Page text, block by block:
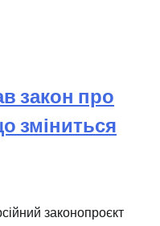
закон про
зміниться
законопроєкт